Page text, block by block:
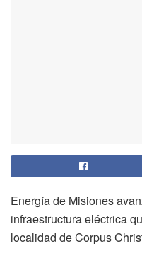
Energía de Misiones
infraestructura eléctrica
localidad de Corpus